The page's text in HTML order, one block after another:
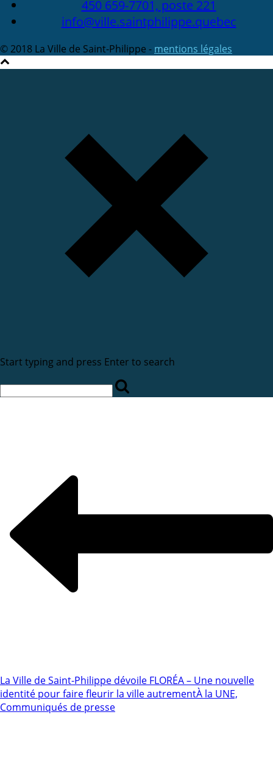
450 659-7701, poste 221
info@ville.saintphilippe.quebec
© 2018 La Ville de Saint-Philippe - mentions légales
Start typing and press Enter to search
La Ville de Saint-Philippe dévoile FLORÉA – Une nouvelle
identité pour faire fleurir la ville autrementÀ la UNE,
Communiqués de presse